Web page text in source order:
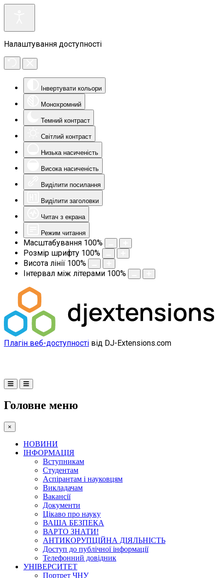
Налаштування доступності
Інвертувати кольори
Монохромний
Темний контраст
Світлий контраст
Низька насиченість
Висока насиченість
Виділити посилання
Виділити заголовки
Читач з екрана
Режим читання
Масштабування 100%
Розмір шрифту 100%
Висота лінії 100%
Інтервал між літерами 100%
Плагін веб-доступності від DJ-Extensions.com
Головне меню
×
НОВИНИ
ІНФОРМАЦІЯ
Вступникам
Студентам
Аспірантам і науковцям
Викладачам
Вакансії
Документи
Цікаво про науку
ВАША БЕЗПЕКА
ВАРТО ЗНАТИ!
АНТИКОРУПЦІЙНА ДІЯЛЬНІСТЬ
Доступ до публічної інформації
Телефонний довідник
УНІВЕРСИТЕТ
Портрет ЧНУ